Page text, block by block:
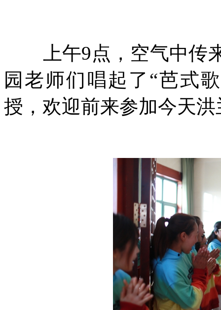
上午9点，空气中传来
园老师们唱起了“芭式
授，欢迎前来参加今天